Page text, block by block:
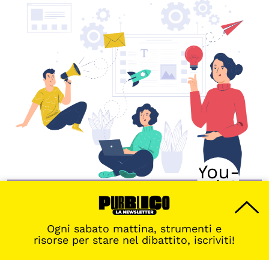
Fondazione Giangiacomo Feltrinelli
Scuola di cittadinanza europea
Percorsi didattici per l’educazione
Ogni sabato mattina, strumenti e
risorse per stare nel dibattito, iscriviti!